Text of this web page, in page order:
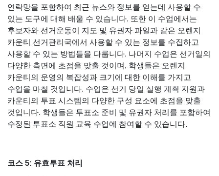
연락망을 포함하여 최근 뉴스와 정보를 얻는데 사용할 수
있는 도구에 대해 배울 수 있습니다. 또한 이 수업에서는
후보자와 선거운동이 지도 및 유권자 파일과 같은 오렌지
카운티 선거관리국에서 사용할 수 있는 정보를 수집하고
사용할 수 있는 방법들을 다룹니다. 나머지 수업은 선거일의
다양한 측면에 초점을 맞출 것이며, 학생들은 오렌지
카운티의 운영의 복잡성과 크기에 대한 이해를 가지고
수업을 마칠 것입니다. 수업은 선거 당일 실행 계획 지원과
카운티의 투표 시스템의 다양한 구성 요소에 초점을 맞출
것입니다. 학생들은 투표소 준비 및 유권자 처리를 포함하여
수정된 투표소 직원 교육 수업에 참여할 수 있습니다.
코스 5: 유효투표 처리